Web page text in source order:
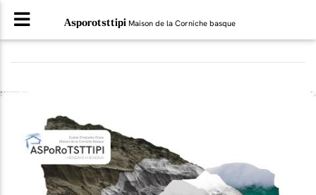
Asporotsttipi Maison de la Corniche basque